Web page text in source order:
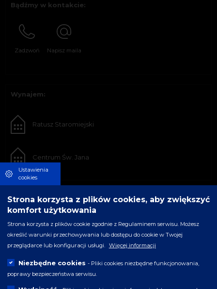
Bądźmy w kontakcie:
Zadzwoń Napisz maila
Wynajem:
Ratusz Staromiejski
Centrum Św. Jana
Ustawienia
cookies
Strona korzysta z plików cookies, aby zwiększyć
komfort użytkowania
Strona korzysta z plików cookie zgodnie z Regulaminem serwisu. Możesz
określić warunki przechowywania lub dostępu do cookie w Twojej
przeglądarce lub konfiguracji usługi.
Więcej informacji
Niezbędne cookies - Pliki cookies niezbędne funkcjonowania,
poprawy bezpieczeństwa serwisu.